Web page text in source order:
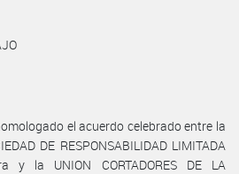
el acuerdo celebrado entre la
DE RESPONSABILIDAD LIMITADA
y la UNION CORTADORES DE LA